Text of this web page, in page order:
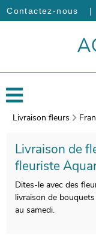
Contactez-nous |
Livraison fleurs
Livraison de
fleuriste
Dites-le avec des
livraison de
au samedi.